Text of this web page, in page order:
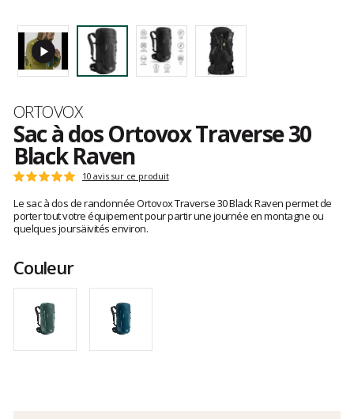
Marque
ORTOVOX
Sac à dos Ortovox Traverse 30
Black Raven
Les
clients
Note
:
5
sur
5
10 avis sur ce produit
Le sac à dos de randonnée Ortovox Traverse 30 Black Raven permet de
porter tout votre équipement pour partir une journée en montagne ou
quelques joursäivités environ.
Couleur